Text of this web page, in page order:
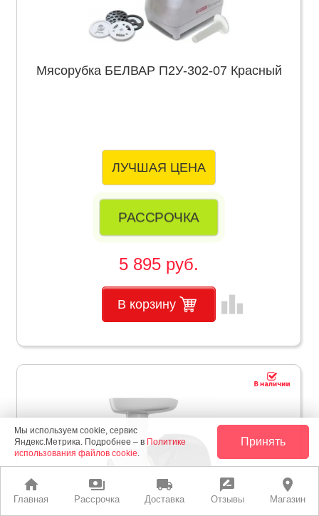
home
Главная
payments
Рассрочка
local_shipping
Доставка
rate_review
Отзывы
place
Магазин
Мясорубка БЕЛВАР П2У-302-07 Красный
ЛУЧШАЯ ЦЕНА
РАССРОЧКА
5 895 руб.
В корзину leaderboard
Мы используем cookie, сервис
Яндекс.Метрика. Подробнее – в Политике
использования файлов cookie.
Принять